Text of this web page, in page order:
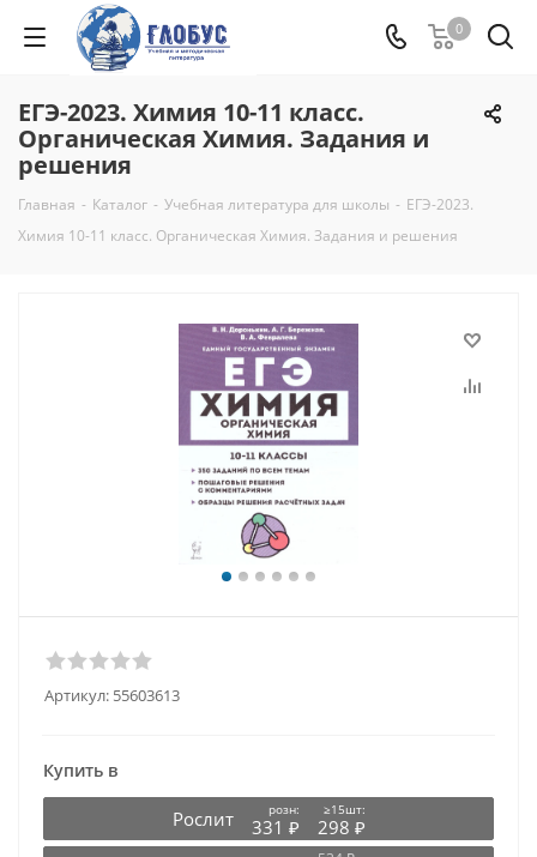
0
ЕГЭ-2023. Химия 10-11 класс.
Органическая Химия. Задания и
решения
Главная - Каталог - Учебная литература для школы - ЕГЭ-2023.
Химия 10-11 класс. Органическая Химия. Задания и решения
Артикул: 55603613
Купить в
Рослит розн: ≥15шт:
331 ₽
298 ₽